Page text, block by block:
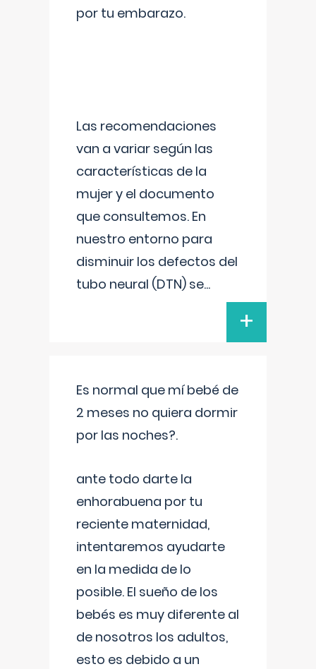
por tu embarazo.
Las recomendaciones
van a variar según las
características de la
mujer y el documento
que consultemos. En
nuestro entorno para
disminuir los defectos del
tubo neural (DTN) se...
+
Es normal que mí bebé de
2 meses no quiera dormir
por las noches?.
ante todo darte la
enhorabuena por tu
reciente maternidad,
intentaremos ayudarte
en la medida de lo
posible. El sueño de los
bebés es muy diferente al
de nosotros los adultos,
esto es debido a un